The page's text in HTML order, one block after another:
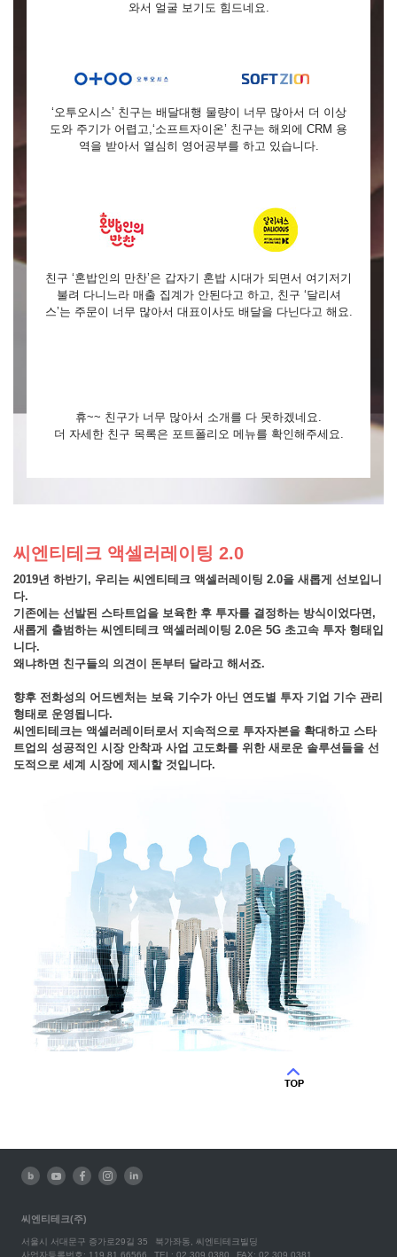
와서 얼굴 보기도 힘드네요.
‘오투오시스’ 친구는 배달대행 물량이 너무 많아서 더 이상
도와 주기가 어렵고,‘소프트자이온’ 친구는 해외에 CRM 용
역을 받아서 열심히 영어공부를 하고 있습니다.
친구 ‘혼밥인의 만찬’은 갑자기 혼밥 시대가 되면서 여기저기
불려 다니느라 매출 집계가 안된다고 하고, 친구 ‘달리셔
스’는 주문이 너무 많아서 대표이사도 배달을 다닌다고 해요.
휴~~ 친구가 너무 많아서 소개를 다 못하겠네요.
더 자세한 친구 목록은 포트폴리오 메뉴를 확인해주세요.
씨엔티테크 액셀러레이팅 2.0
2019년 하반기, 우리는 씨엔티테크 액셀러레이팅 2.0을 새롭게 선보입니
다.
기존에는 선발된 스타트업을 보육한 후 투자를 결정하는 방식이었다면,
새롭게 출범하는 씨엔티테크 액셀러레이팅 2.0은 5G 초고속 투자 형태입
니다.
왜냐하면 친구들의 의견이 돈부터 달라고 해서죠.
향후 전화성의 어드벤처는 보육 기수가 아닌 연도별 투자 기업 기수 관리
형태로 운영됩니다.
씨엔티테크는 액셀러레이터로서 지속적으로 투자자본을 확대하고 스타
트업의 성공적인 시장 안착과 사업 고도화를 위한 새로운 솔루션들을 선
도적으로 세계 시장에 제시할 것입니다.
씨엔티테크(주)
서울시 서대문구 증가로29길 35
북가좌동, 씨엔티테크빌딩